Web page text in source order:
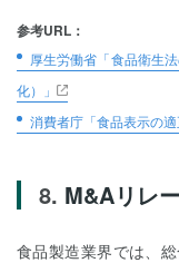
参考URL：
厚生労働省「食品衛生
化）」
消費者庁「食品表示の
M&Aリレ
食品製造業界では、